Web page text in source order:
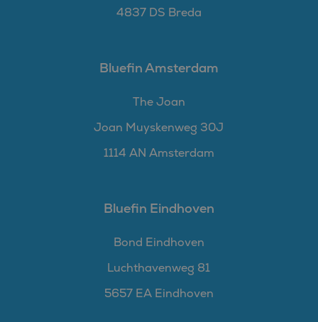
4837 DS Breda
Bluefin Amsterdam
The Joan
Joan Muyskenweg 30J
1114 AN Amsterdam
Bluefin Eindhoven
Bond Eindhoven
Luchthavenweg 81
5657 EA Eindhoven